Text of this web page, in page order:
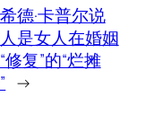
德·卡普尔说
是女人在婚姻
修复”的“烂摊
→